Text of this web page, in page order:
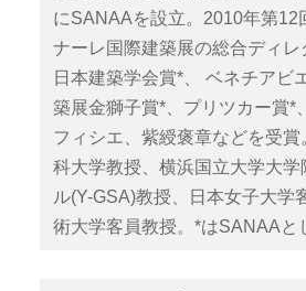
にSANAAを設立。2010年第12
ナーレ国際建築展の総合ディレ
日本建築学会賞*、 ベネチアビ
築展金獅子賞*、プリツカー賞*
フィシエ、紫綬褒章などを受
科大学教授、横浜国立大学大学
ル(Y-GSA)教授、日本女子大学
術大学客員教授。*はSANAAと